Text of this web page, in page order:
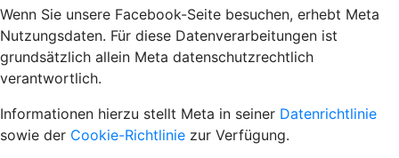
Wenn Sie unsere Facebook-Seite besuchen, erhebt Meta
Nutzungsdaten. Für diese Datenverarbeitungen ist
grundsätzlich allein Meta datenschutzrechtlich
verantwortlich.
Informationen hierzu stellt Meta in seiner Datenrichtlinie
sowie der Cookie-Richtlinie zur Verfügung.